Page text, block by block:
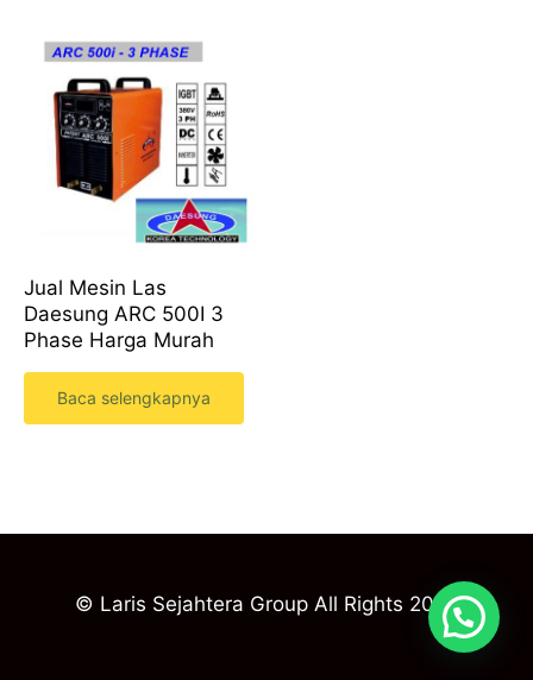
Jual Mesin Las
Daesung ARC 500I 3
Phase Harga Murah
Baca selengkapnya
© Laris Sejahtera Group All Rights 2023